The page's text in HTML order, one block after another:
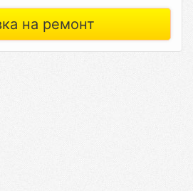
на ремонт